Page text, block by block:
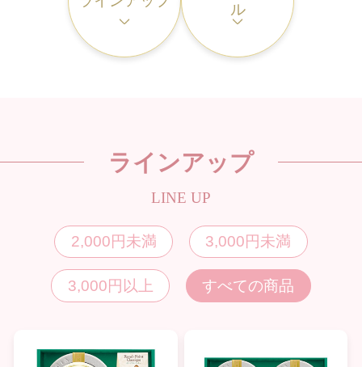
ル
ラインアップ
LINE UP
2,000円未満 3,000円未満
3,000円以上 すべての商品